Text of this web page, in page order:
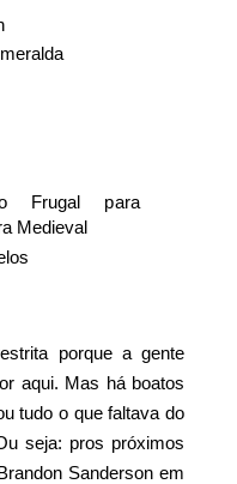
Frugal para
Medieval
porque a gente
aqui. Mas há boatos
tudo o que faltava do
seja: pros próximos
Sanderson em